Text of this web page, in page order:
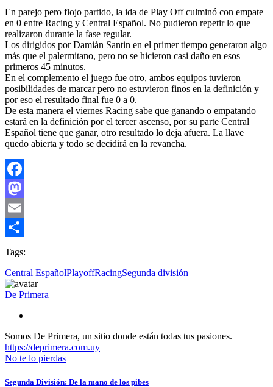
Compartir
En parejo pero flojo partido, la ida de Play Off culminó con empate
en 0 entre Racing y Central Español. No pudieron repetir lo que
realizaron durante la fase regular.
Los dirigidos por Damián Santin en el primer tiempo generaron algo
más que el palermitano, pero no se hicieron casi daño en esos
primeros 45 minutos.
En el complemento el juego fue otro, ambos equipos tuvieron
posibilidades de marcar pero no estuvieron finos en la definición y
por eso el resultado final fue 0 a 0.
De esta manera el viernes Racing sabe que ganando o empatando
estará en la definición por el tercer ascenso, por su parte Central
Español tiene que ganar, otro resultado lo deja afuera. La llave
quedo abierta y todo se decidirá en la revancha.
Facebook
Mastodon
Email
Compartir
Tags:
Central EspañolPlayoffRacingSegunda división
De Primera
Somos De Primera, un sitio donde están todas tus pasiones.
https://deprimera.com.uy
No te lo pierdas
Segunda División: De la mano de los pibes